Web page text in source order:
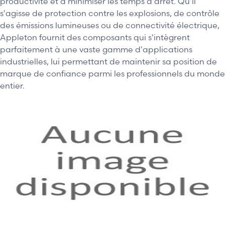
s'agisse de protection contre les explosions, de contrôle
des émissions lumineuses ou de connectivité électrique,
Appleton fournit des composants qui s'intègrent
parfaitement à une vaste gamme d'applications
industrielles, lui permettant de maintenir sa position de
marque de confiance parmi les professionnels du monde
entier.